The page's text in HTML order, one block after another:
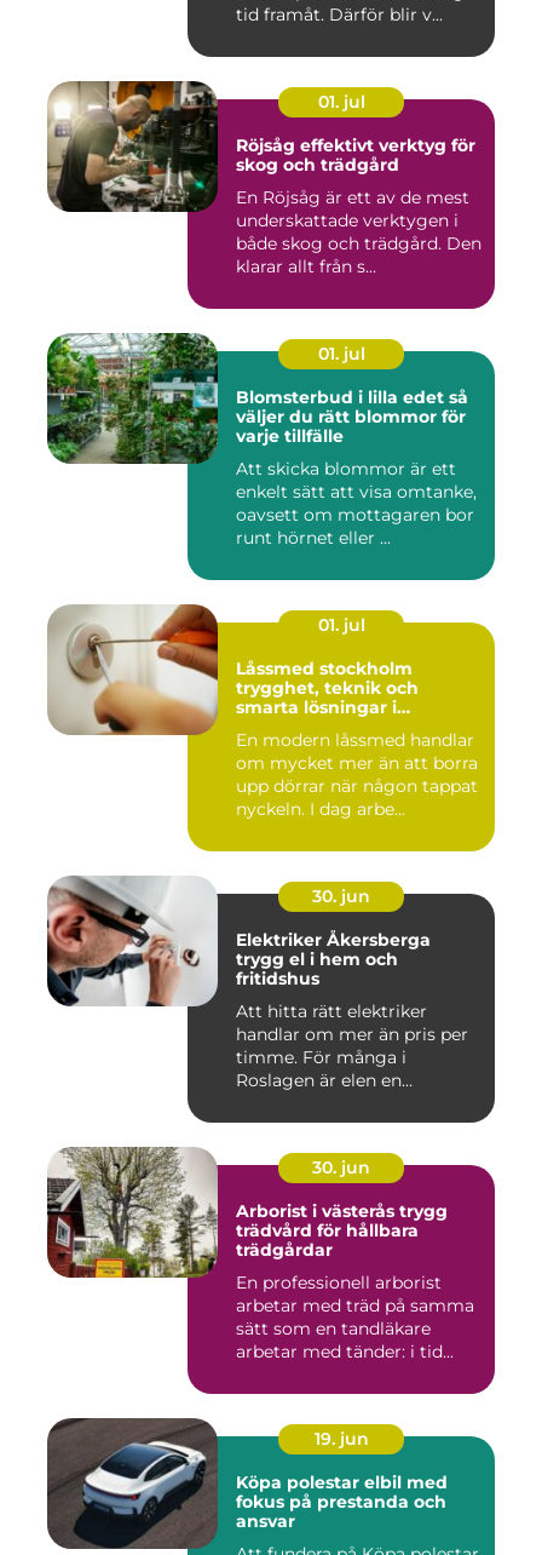
tid framåt. Därför blir v...
01. jul
Röjsåg effektivt verktyg för
skog och trädgård
En Röjsåg är ett av de mest
underskattade verktygen i
både skog och trädgård. Den
klarar allt från s...
01. jul
Blomsterbud i lilla edet så
väljer du rätt blommor för
varje tillfälle
Att skicka blommor är ett
enkelt sätt att visa omtanke,
oavsett om mottagaren bor
runt hörnet eller ...
01. jul
Låssmed stockholm
trygghet, teknik och
smarta lösningar i
En modern låssmed handlar
om mycket mer än att borra
upp dörrar när någon tappat
nyckeln. I dag arbe...
30. jun
Elektriker Åkersberga
trygg el i hem och
fritidshus
Att hitta rätt elektriker
handlar om mer än pris per
timme. För många i
Roslagen är elen en
30. jun
Arborist i västerås trygg
trädvård för hållbara
trädgårdar
En professionell arborist
arbetar med träd på samma
sätt som en tandläkare
arbetar med tänder: i tid...
19. jun
Köpa polestar elbil med
fokus på prestanda och
ansvar